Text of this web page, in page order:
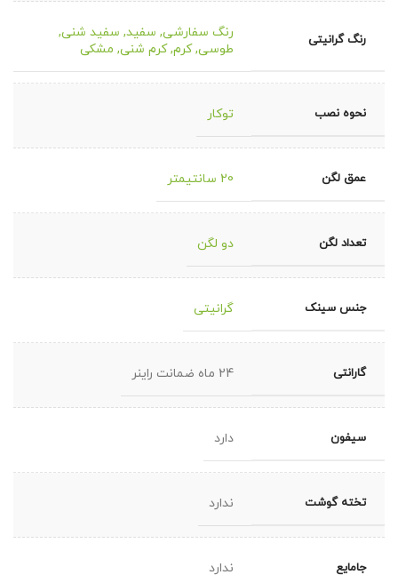
رنگ گرانیتی رنگ سفارشی, سفید, سفید شنی,
طوسی,کرم,کرم شنی, مشکی
نحوه نصب توکار
عمق لگن 20 سانتیمتر
تعداد لگن دو لگن
جنس سینک گرانیتی
گارانتی 24 ماه ضمانت راینر
سیفون دارد
تخته گوشت ندارد
جامایع ندارد